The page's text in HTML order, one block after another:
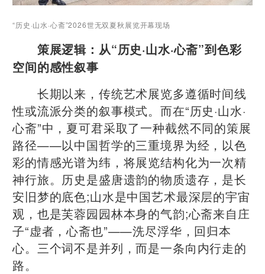
“历史·山水·心斋”2026世无双夏秋展览开幕现场
策展逻辑：从“历史·山水·心斋”到色彩
空间的感性叙事
长期以来，传统艺术展览多遵循时间线
性或流派分类的叙事模式。而在“历史·山水·
心斋”中，夏可君采取了一种截然不同的策展
路径——以中国哲学的三重境界为经，以色
彩的情感光谱为纬，将展览结构化为一次精
神行旅。历史是盛唐遗韵的物质遗存，是长
安旧梦的底色;山水是中国艺术最深层的宇宙
观，也是芙蓉园园林本身的气韵;心斋来自庄
子“虚者，心斋也”——洗尽浮华，回归本
心。三个词不是并列，而是一条向内行走的
路。